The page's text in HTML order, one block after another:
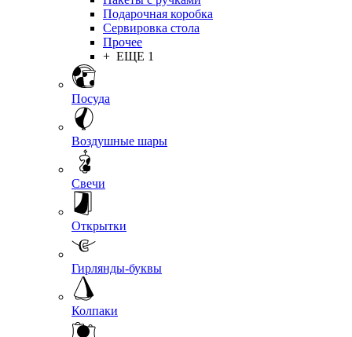
Подарочная коробка
Сервировка стола
Прочее
+ ЕЩЕ 1
Посуда
Воздушные шары
Свечи
Открытки
Гирлянды-буквы
Колпаки